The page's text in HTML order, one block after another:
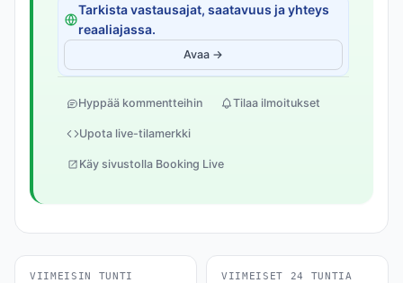
Tarkista vastausajat, saatavuus ja yhteys
reaaliajassa.
Avaa →
Hyppää kommentteihin Tilaa ilmoitukset
Upota live-tilamerkki
Käy sivustolla Booking Live
VIIMEISIN TUNTI VIIMEISET 24 TUNTIA